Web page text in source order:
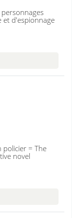
et d'espionnage
policier = The
novel